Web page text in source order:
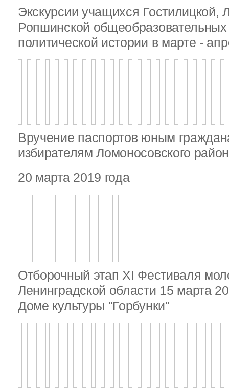
Экскурсии учащихся Гостилицкой,
Ропшинской
политической истории в марте -
Вручение паспортов юным
избирателям Ломоносовского
20 марта 2019 года
Отборочный этап XI Фестиваля
Ленинградской области 15 марта
Доме культуры "Горбунки"